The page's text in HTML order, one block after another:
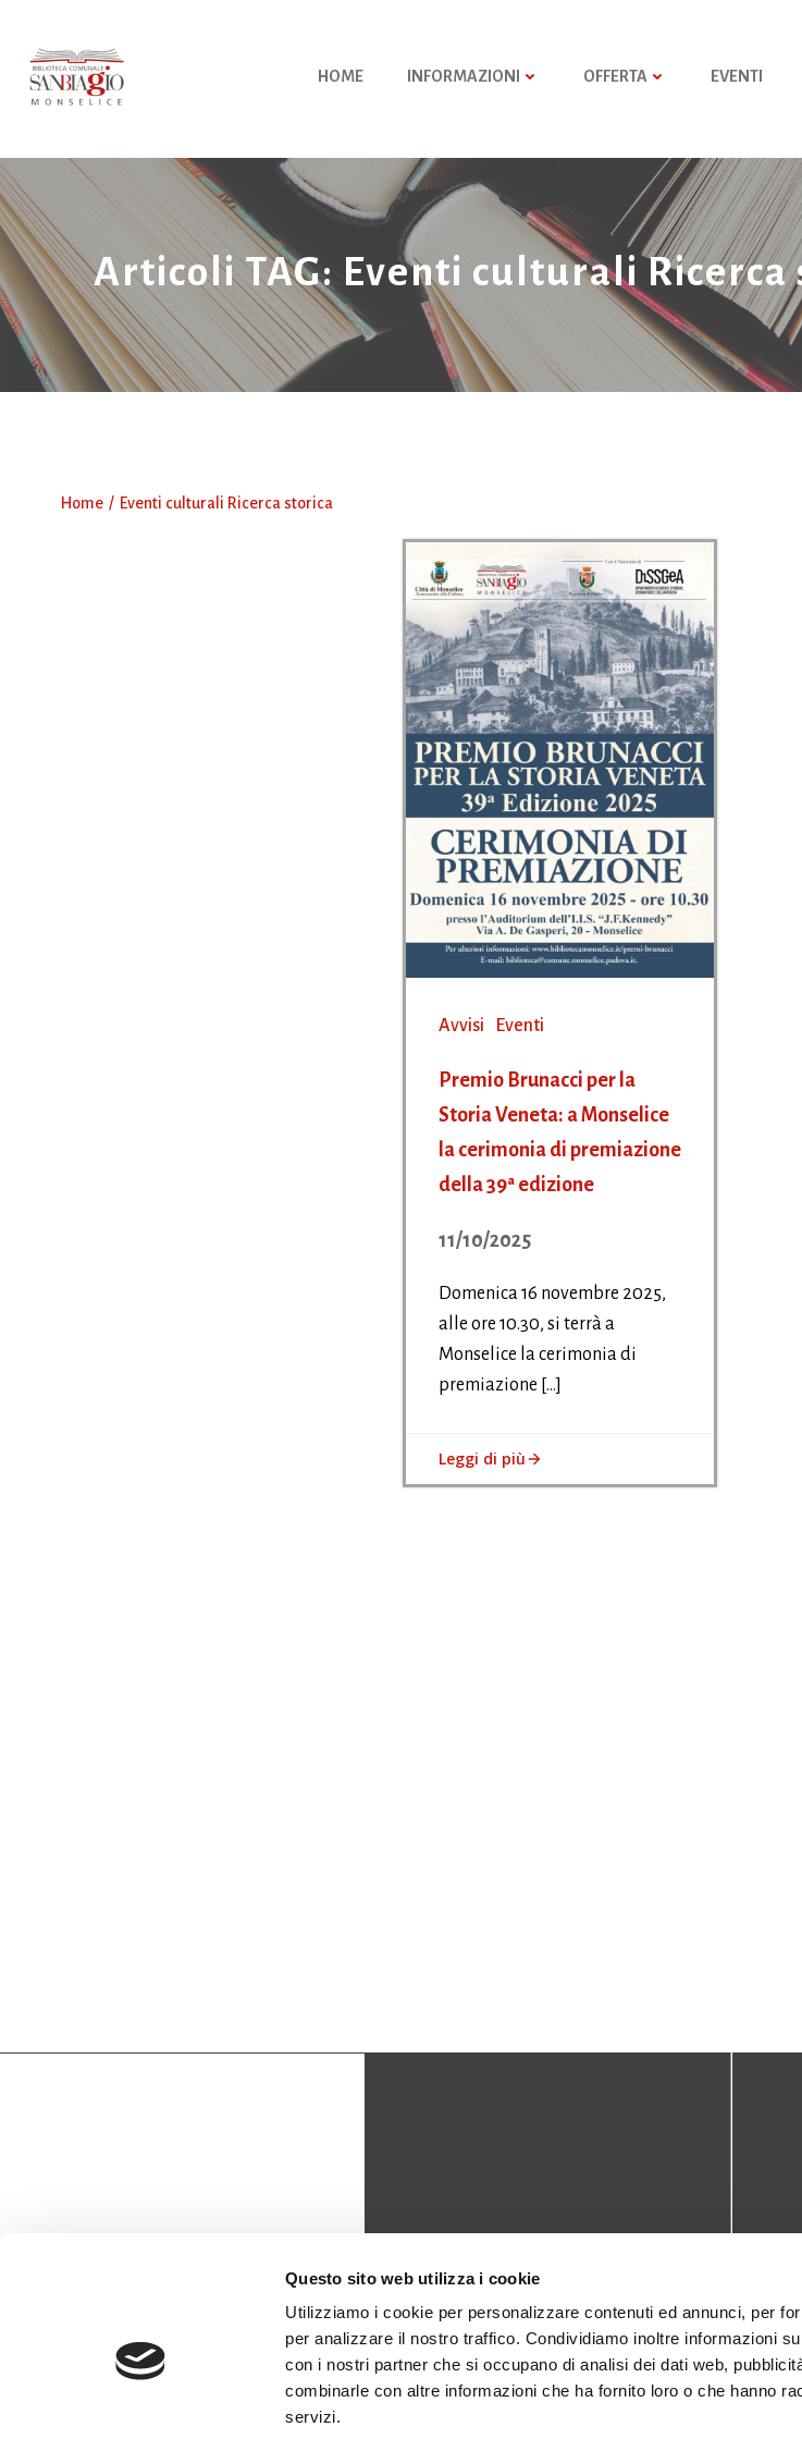
Questo sito web utilizza i cookie
Utilizziamo i cookie per personalizzare contenuti ed annunci, per
per analizzare il nostro traffico. Condividiamo inoltre informazioni
con i nostri partner che si occupano di analisi dei dati web,
combinarle con altre informazioni che ha fornito loro o che hanno
servizi.
contenuto
HOME INFORMAZIONI OFFERTA EVENTI
Articoli TAG: Eventi culturali Ricerca
Home Eventi culturali Ricerca storica
Avvisi Eventi
Premio Brunacci per la
Storia Veneta: a Monselice
la cerimonia di premiazione
della 39ª edizione
11/10/2025
Domenica 16 novembre 2025,
alle ore 10.30, si terrà a
Monselice la cerimonia di
premiazione […]
Leggi di più
biblioteca@comune.monselice.padova.it
0429 - 1905714